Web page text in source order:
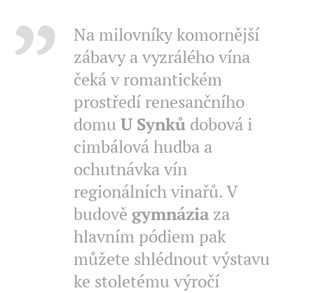
Na milovníky komornější
zábavy a vyzrálého vína
čeká v romantickém
prostředí renesančního
domu U Synků dobová i
cimbálová hudba a
ochutnávka vín
regionálních vinařů. V
budově gymnázia za
hlavním pódiem pak
můžete shlédnout výstavu
ke stoletému výročí